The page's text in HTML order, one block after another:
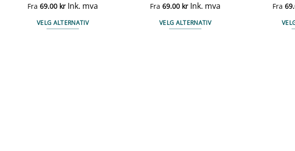
Fra 69.00 kr Ink. mva
VELG ALTERNATIV
Fra 69.00 kr Ink. mva
VELG ALTERNATIV
Fra